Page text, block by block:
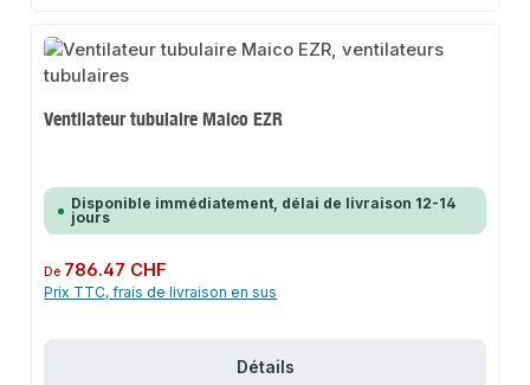
Ventilateur tubulaire Maico EZR
Disponible immédiatement, délai de livraison 12-14
jours
Prix régulier :
De 786.47 CHF
Prix TTC, frais de livraison en sus
Détails